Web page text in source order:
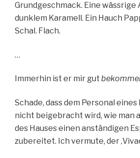
Grundgeschmack. Eine wässrige
dunklem Karamell. Ein Hauch
Schal. Flach.
…
Immerhin ist er mir gut
Schade, dass dem Personal
nicht beigebracht wird, wie man
des Hauses einen anständigen
zubereitet. Ich vermute, der